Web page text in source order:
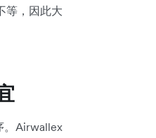
等，因此大
。Airwallex